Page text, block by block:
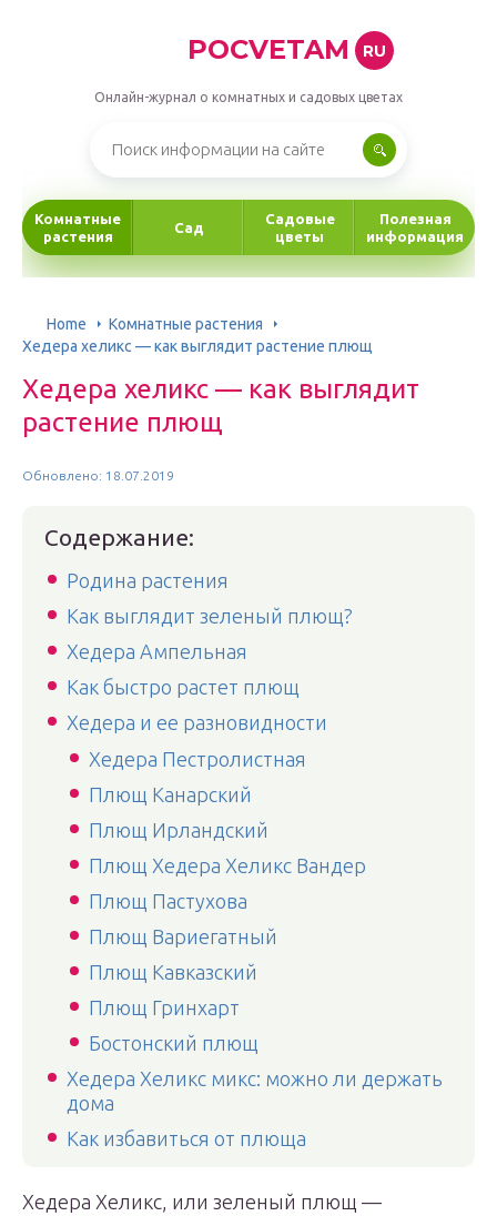
POCVETAM RU
Онлайн-журнал о комнатных и садовых цветах
Комнатные
растения
Сад
Садовые
цветы
Полезная
информация
Home
Комнатные растения
Хедера хеликс — как выглядит растение плющ
Хедера хеликс — как выглядит
растение плющ
Обновлено: 18.07.2019
Содержание:
Родина растения
Как выглядит зеленый плющ?
Хедера Ампельная
Как быстро растет плющ
Хедера и ее разновидности
Хедера Пестролистная
Плющ Канарский
Плющ Ирландский
Плющ Хедера Хеликс Вандер
Плющ Пастухова
Плющ Вариегатный
Плющ Кавказский
Плющ Гринхарт
Бостонский плющ
Хедера Хеликс микс: можно ли держать
дома
Как избавиться от плюща
Хедера Хеликс, или зеленый плющ —